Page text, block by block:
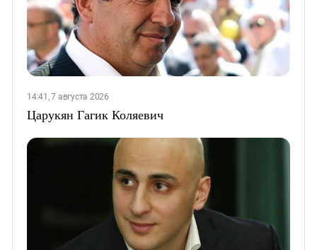
14:41, 7 августа 2026
Царукян Гагик Коляевич